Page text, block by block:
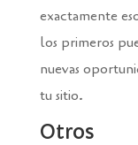
exactamente
los primeros
nuevas
tu sitio.
Otros